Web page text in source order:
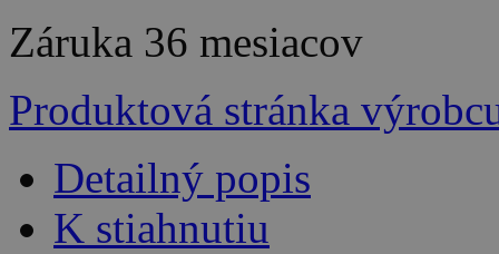
Záruka 36 mesiacov
Produktová stránka
Detailný popis
K stiahnutiu